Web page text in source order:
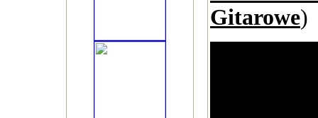
Gitarowe)